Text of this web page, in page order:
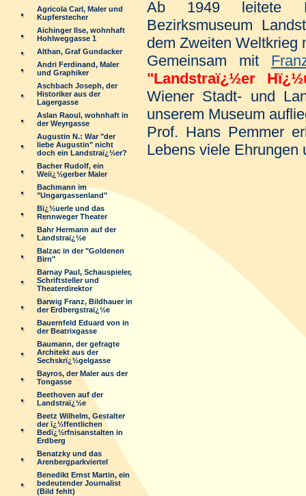
Agricola Carl, Maler und
Kupferstecher
Aichinger Ilse, wohnhaft
Hohlweggasse 1
Althan, Graf Gundacker
Andri Ferdinand, Maler
und Graphiker
Aschbach Joseph, der
Historiker aus der
Lagergasse
Aslan Raoul, wohnhaft in
der Weyrgasse
Augustin N.: War "der
liebe Augustin" nicht
doch ein Landstraï¿½er?
Bacher Rudolf, ein
Weiï¿½gerber Maler
Bachmann im
"Ungargassenland"
Bï¿½uerle und das
Rennweger Theater
Bahr Hermann auf der
Landstraï¿½e
Balzac in der "Goldenen
Birn"
Barnay Paul, Schauspieler,
Schriftsteller und
Theaterdirektor
Barwig Franz, Bildhauer in
der Erdbergstraï¿½e
Bauernfeld Eduard von in
der Beatrixgasse
Baumann, der gefragte
Architekt aus der
Sechskrï¿½gelgasse
Bayros, der Maler aus der
Tongasse
Beethoven auf der
Landstraï¿½e
Beetz Wilhelm, Gestalter
der ï¿½ffentlichen
Bedï¿½rfnisanstalten in
Erdberg
Benatzky und das
Arenbergparkviertel
Benedikt Ernst Martin, ein
bedeutender Journalist
(Bild fehlt)
Ab 1949 leitete
Bezirksmuseum
dem Zweiten Weltkrieg
Gemeinsam mit
"Landstraï¿½er
Wiener Stadt- und
unserem Museum
Prof. Hans Pemmer
Lebens viele Ehrungen